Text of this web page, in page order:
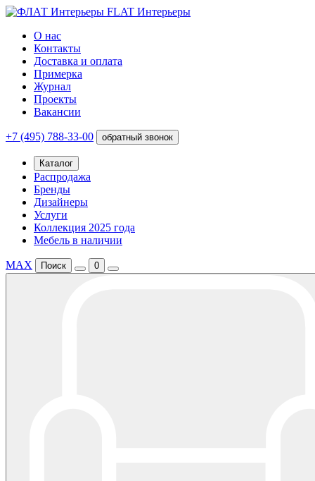
FLAT Интерьеры
О нас
Контакты
Доставка и оплата
Примерка
Журнал
Проекты
Вакансии
+7 (495) 788-33-00 обратный звонок
Каталог
Распродажа
Бренды
Дизайнеры
Услуги
Коллекция 2025 года
Мебель в наличии
MAX Поиск 0